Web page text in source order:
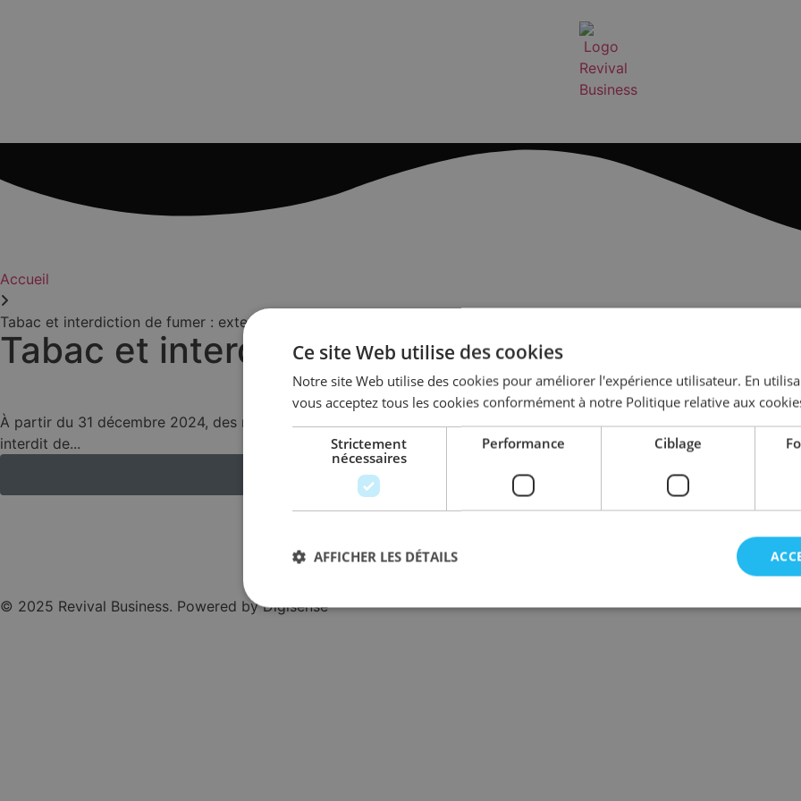
Accueil
Tabac et interdiction de fumer : extension des obligations
Tabac et interdiction de fumer : extension
À partir du 31 décembre 2024, des modifications importantes de la réglementation sur le tabac seront mises en
interdit de...
Lire cet article sur sdi.be
© 2025 Revival Business. Powered by Digisense
Ce site Web utilise des cookies
Notre site Web utilise des cookies pour améliorer l'expérience utilisateur. En
vous acceptez tous les cookies conformément à notre Politique relative aux
Strictement
nécessaires
Performance Ciblage
AFFICHER LES DÉTAILS